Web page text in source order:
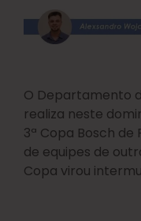
O Departamento
realiza neste
3ª Copa Bosch
de equipes de
Copa virou